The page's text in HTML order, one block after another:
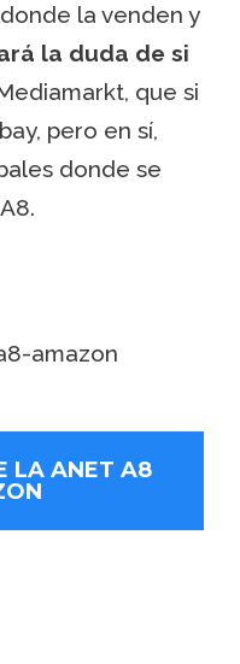
la venden y
la duda de si
que si
pero en sí,
donde se
LA ANET A8